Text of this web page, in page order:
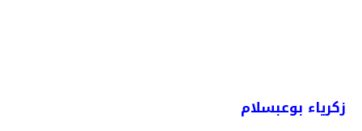
زكرياء بوعبسلام